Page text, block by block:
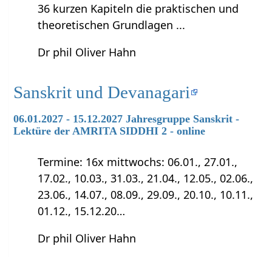
36 kurzen Kapiteln die praktischen und
theoretischen Grundlagen ...
Dr phil Oliver Hahn
Sanskrit und Devanagari
06.01.2027 - 15.12.2027 Jahresgruppe Sanskrit -
Lektüre der AMRITA SIDDHI 2 - online
Termine: 16x mittwochs: 06.01., 27.01.,
17.02., 10.03., 31.03., 21.04., 12.05., 02.06.,
23.06., 14.07., 08.09., 29.09., 20.10., 10.11.,
01.12., 15.12.20…
Dr phil Oliver Hahn